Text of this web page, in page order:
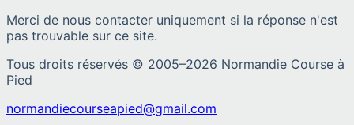
Merci de nous contacter uniquement si la réponse n'est
pas trouvable sur ce site.
Tous droits réservés © 2005–2026 Normandie Course à
Pied
normandiecourseapied@gmail.com